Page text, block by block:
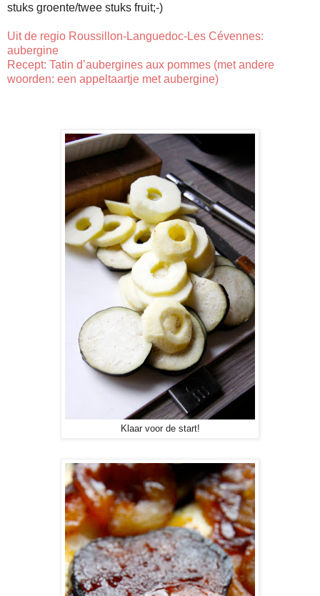
stuks groente/twee stuks fruit;-)
Uit de regio Roussillon-Languedoc-Les Cévennes:
aubergine
Recept: Tatin d’aubergines aux pommes (met andere
woorden: een appeltaartje met aubergine)
Klaar voor de start!